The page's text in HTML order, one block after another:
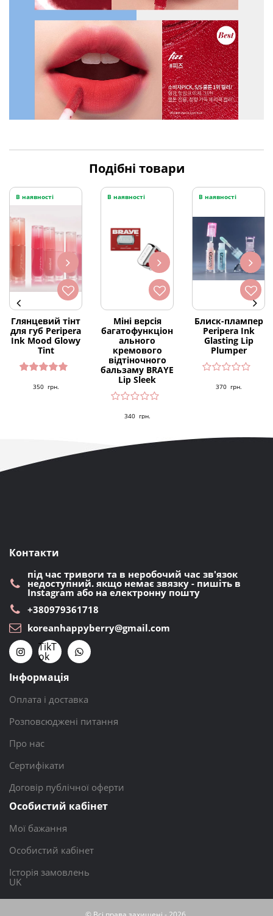
Подібні товари
В наявності
Глянцевий тінт
для губ Peripera
Ink Mood Glowy
Tint
5.00з 5
350 грн.
В наявності
Міні версія
багатофункціон
ального
кремового
відтіночного
бальзаму BRAYE
Lip Sleek
340 грн.
В наявності
Блиск-плампер
Peripera Ink
Glasting Lip
Plumper
370 грн.
Контакти
під час тривоги та в неробочий час зв'язок
недоступний. якщо немає звязку - пишіть в
Instagram або на електронну пошту
+380979361718
koreanhappyberry@gmail.com
TikT
ok
Інформація
Оплата і доставка
Розповсюджені питання
Про нас
Сертифікати
Договір публічної оферти
Особистий кабінет
Мої бажання
Особистий кабінет
Історія замовлень
UK